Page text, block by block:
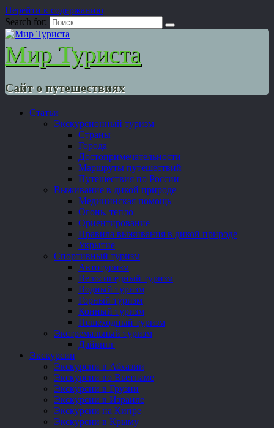
Перейти к содержанию
Search for:
Мир Туриста
Сайт о путешествиях
Статьи
Экскурсионный туризм
Страны
Города
Достопримечательности
Маршруты путешествий
Путешествия по России
Выживание в дикой природе
Медицинская помощь
Огонь, тепло
Ориентирование
Правила выживания в дикой природе
Укрытие
Спортивный туризм
Автотуризм
Велосипедный туризм
Водный туризм
Горный туризм
Конный туризм
Пешеходный туризм
Экстремальный туризм
Дайвинг
Экскурсии
Экскурсии в Абхазии
Экскурсии во Вьетнаме
Экскурсии в Грузии
Экскурсии в Израиле
Экскурсии на Кипре
Экскурсии в Крыму